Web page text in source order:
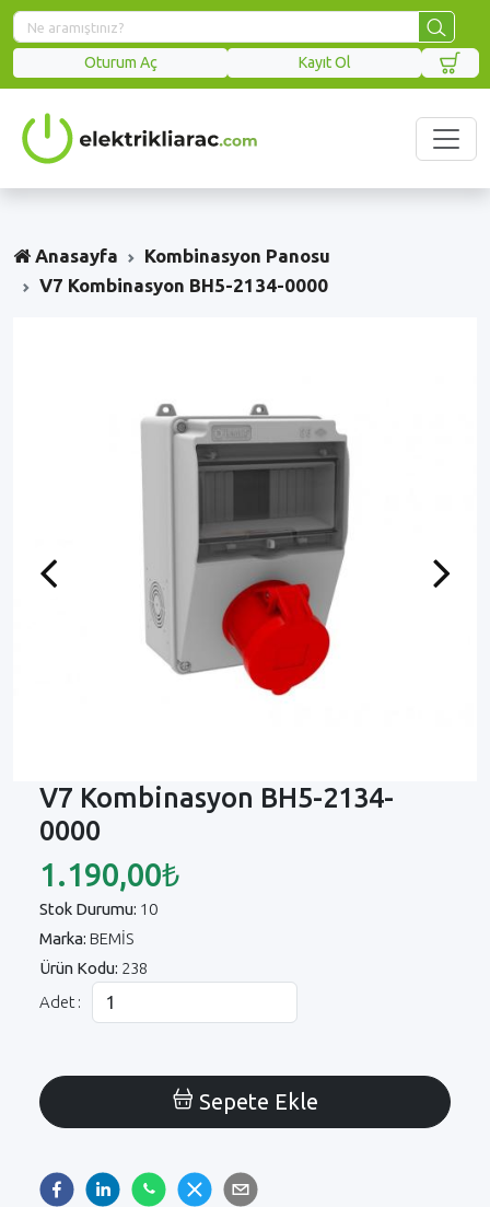
Oturum Aç Kayıt Ol
Anasayfa
Kombinasyon Panosu
V7 Kombinasyon BH5-2134-0000
Previous Next
V7 Kombinasyon BH5-2134-
0000
1.190,00₺
Stok Durumu: 10
Marka: BEMİS
Ürün Kodu: 238
Adet :
Sepete Ekle